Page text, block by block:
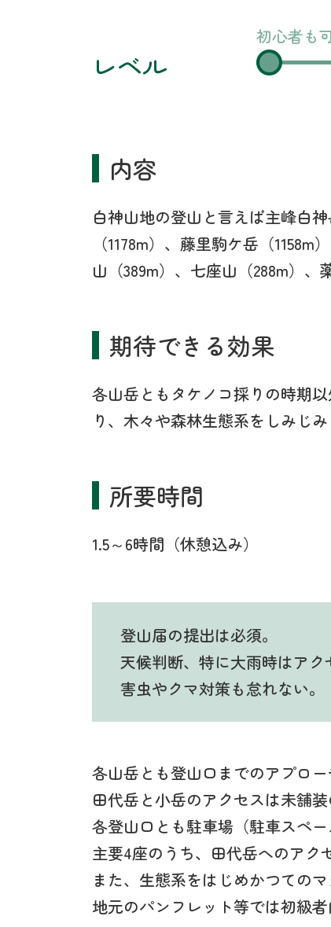
レベル
初心者も
内容
白神山地の登山と言えば主峰白
（1178m）、藤里駒ケ岳（
山（389m）、七座山（288m）、
期待できる効果
各山岳ともタケノコ採りの時期
り、木々や森林生態系をしみじ
所要時間
1.5～6時間（休憩込み）
登山届の提出は必須。
天候判断、特に大雨時はアク
害虫やクマ対策も怠れない。
各山岳とも登山口までのアプロー
田代岳と小岳のアクセスは未舗
各登山口とも駐車場（駐車スペー
主要4座のうち、田代岳へのアク
また、生態系をはじめかつての
地元のパンフレット等では初級